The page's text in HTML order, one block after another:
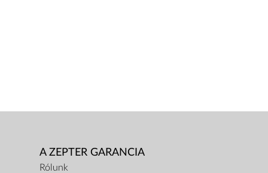
A ZEPTER GARANCIA
Rólunk